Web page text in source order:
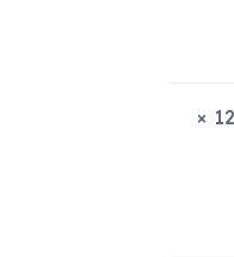
جهاز Samsung Galaxy Tab 3 10.1 P5220 مزود بشاشة TFT بقياس 10.1 بوصة، التي توفر دقة 1280 ×